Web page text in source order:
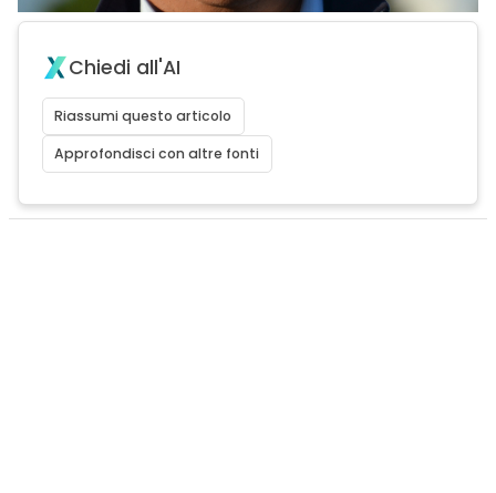
Chiedi all'AI
Riassumi questo articolo
Approfondisci con altre fonti